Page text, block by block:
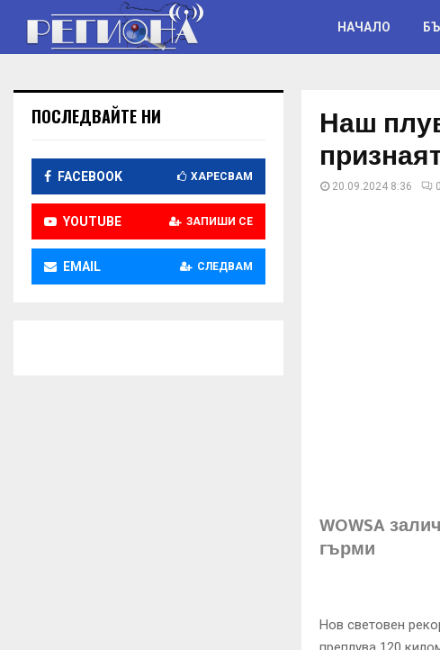
НАЧАЛО
Наш
20.09.2024 8:36 0
WOWSA
гърми
Нов световен
ПОСЛЕДВАЙТЕ НИ
FACEBOOK ХАРЕСВАМ
YOUTUBE ЗАПИШИ СЕ
EMAIL СЛЕДВАМ